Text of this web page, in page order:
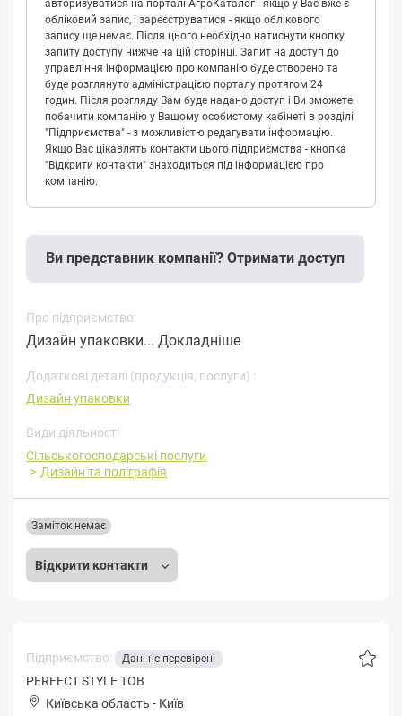
авторизуватися на порталі АгроКаталог - якщо у Вас вже є
обліковий запис, і зареєструватися - якщо облікового
запису ще немає. Після цього необхідно натиснути кнопку
запиту доступу нижче на цій сторінці. Запит на доступ до
управління інформацією про компанію буде створено та
буде розглянуто адміністрацією порталу протягом 24
годин. Після розгляду Вам буде надано доступ і Ви зможете
побачити компанію у Вашому особистому кабінеті в розділі
"Підприємства" - з можливістю редагувати інформацію.
Якщо Вас цікавлять контакти цього підприємства - кнопка
"Відкрити контакти" знаходиться під інформацією про
компанію.
Ви представник компанії? Отримати доступ
Про підприємство:
Дизайн упаковки... Докладніше
Додаткові деталі (продукція, послуги) :
Дизайн упаковки
Види діяльності
Сільськогосподарські послуги
Дизайн та поліграфія
Відкрити контакти
Заміток немає
Підприємство: Дані не перевірені
PERFECT STYLE ТОВ
Київська область - Київ